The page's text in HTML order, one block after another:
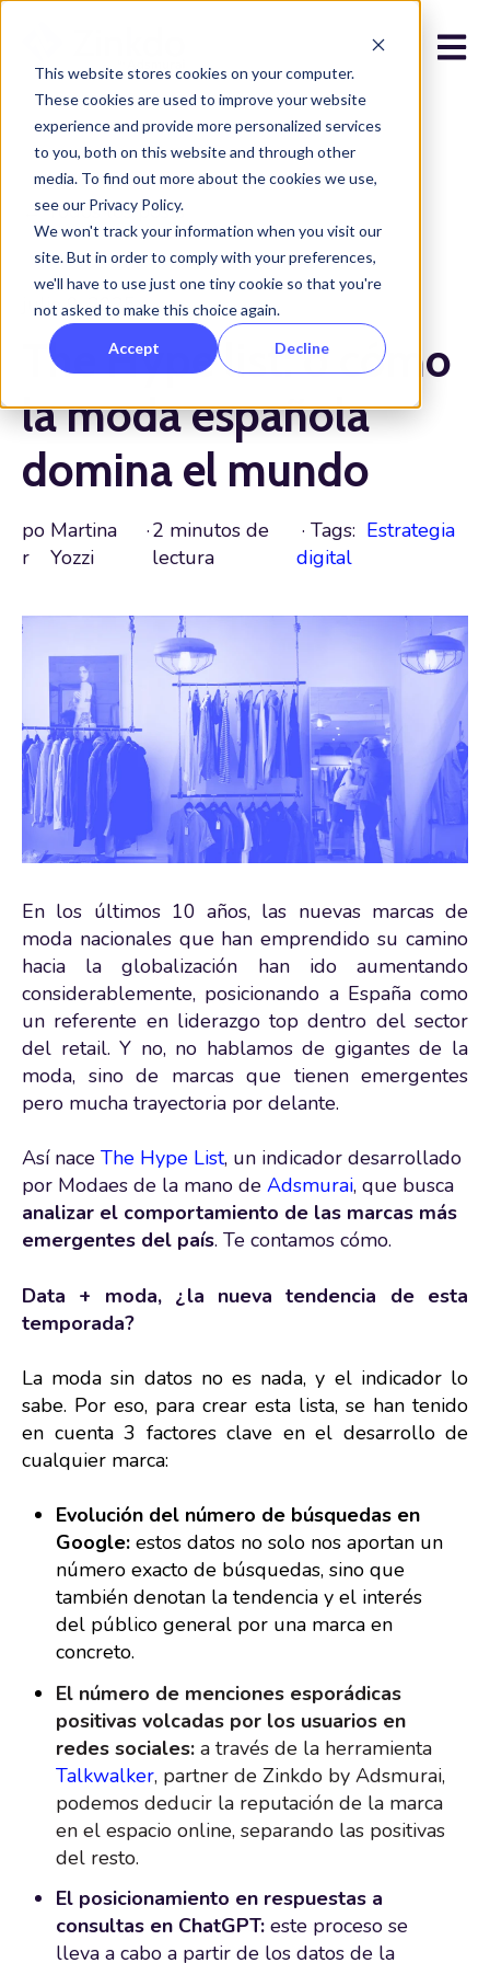
This website stores cookies on your computer.
These cookies are used to improve your website
experience and provide more personalized services
to you, both on this website and through other
media. To find out more about the cookies we use,
see our Privacy Policy.
We won't track your information when you visit our
site. But in order to comply with your preferences,
we'll have to use just one tiny cookie so that you're
not asked to make this choice again.
Accept Decline
Todos los posts
julio 9, 2025
The Hype list: o cómo
la moda española
domina el mundo
po
r
Martina
Yozzi
·2 minutos de
lectura
· Tags: Estrategia
digital
En los últimos 10 años, las nuevas marcas de
moda nacionales que han emprendido su camino
hacia la globalización han ido aumentando
considerablemente, posicionando a España como
un referente en liderazgo top dentro del sector
del retail. Y no, no hablamos de gigantes de la
moda, sino de marcas que tienen emergentes
pero mucha trayectoria por delante.
Así nace The Hype List, un indicador desarrollado
por Modaes de la mano de Adsmurai, que busca
analizar el comportamiento de las marcas más
emergentes del país. Te contamos cómo.
Data + moda, ¿la nueva tendencia de esta
temporada?
La moda sin datos no es nada, y el indicador lo
sabe. Por eso, para crear esta lista, se han tenido
en cuenta 3 factores clave en el desarrollo de
cualquier marca:
Evolución del número de búsquedas en
Google: estos datos no solo nos aportan un
número exacto de búsquedas, sino que
también denotan la tendencia y el interés
del público general por una marca en
concreto.
El número de menciones esporádicas
positivas volcadas por los usuarios en
redes sociales: a través de la herramienta
Talkwalker, partner de Zinkdo by Adsmurai,
podemos deducir la reputación de la marca
en el espacio online, separando las positivas
del resto.
El posicionamiento en respuestas a
consultas en ChatGPT: este proceso se
lleva a cabo a partir de los datos de la